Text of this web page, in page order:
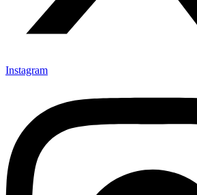
Instagram